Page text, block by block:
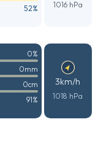
52% 1016 hPa
0%
0mm
0cm
91%
3km/h
1018 hPa